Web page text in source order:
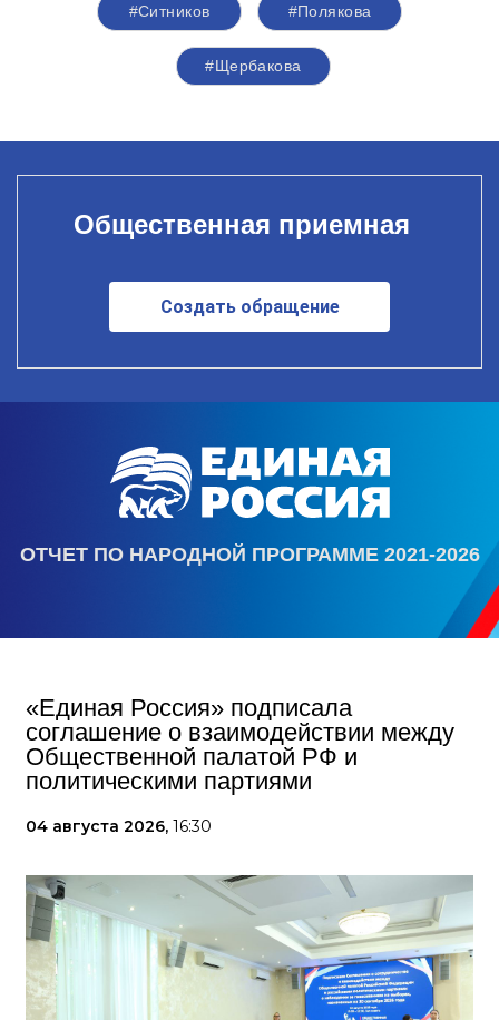
#Ситников #Полякова
#Щербакова
Общественная приемная
Создать обращение
ОТЧЕТ ПО НАРОДНОЙ ПРОГРАММЕ 2021-2026
«Единая Россия» подписала
соглашение о взаимодействии между
Общественной палатой РФ и
политическими партиями
04 августа 2026, 16:30